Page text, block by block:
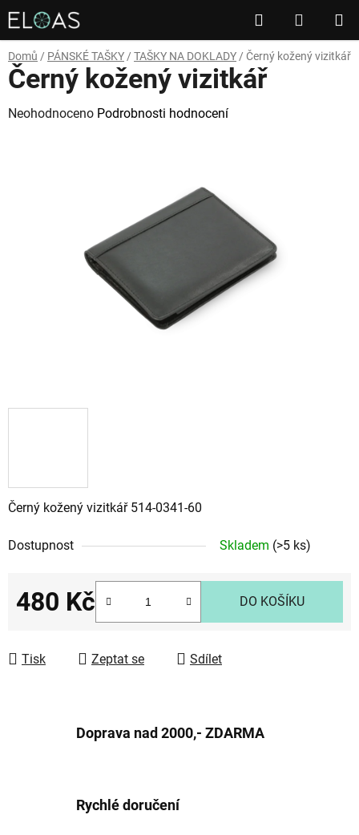
Přejít
na
obsah
Hledat
KOŠÍK
Domů / PÁNSKÉ TAŠKY / TAŠKY NA DOKLADY / Černý kožený vizitkář
Černý kožený vizitkář 514-0341-60
Dostupnost Skladem (>5 ks)
480 Kč DO KOŠÍKU
Tisk Zeptat se Sdílet
Černý kožený vizitkář
Průměrné
Neohodnoceno Podrobnosti hodnocení
Doprava nad 2000,- ZDARMA
Rychlé doručení